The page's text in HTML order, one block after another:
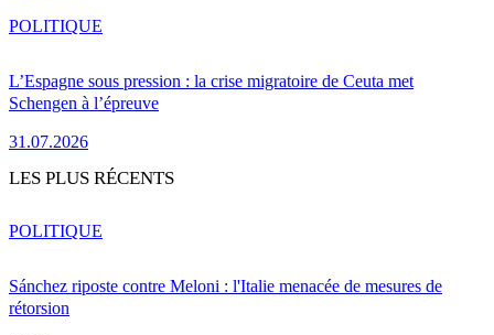
L’Espagne sous pression : la crise migratoire de Ceuta met
Schengen à l’épreuve
31.07.2026
POLITIQUE
LES PLUS RÉCENTS
Sánchez riposte contre Meloni : l'Italie menacée de mesures de
rétorsion
POLITIQUE